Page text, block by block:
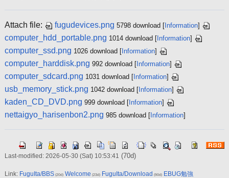
Attach file: fugudevices.png 5798 download [Information]
computer_hdd_portable.png 1014 download [Information]
computer_ssd.png 1026 download [Information]
computer_harddisk.png 992 download [Information]
computer_sdcard.png 1031 download [Information]
usb_memory_stick.png 1042 download [Information]
kaden_CD_DVD.png 999 download [Information]
nettaigyo_harisenbon2.png 985 download [Information]
Last-modified: 2026-05-30 (Sat) 10:53:41 (70d)
Link: FuguIta/BBS(20d) Welcome (23d) FuguIta/Download (90d) EBUG勉強